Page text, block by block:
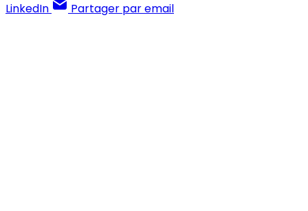
LinkedIn
Partager par email